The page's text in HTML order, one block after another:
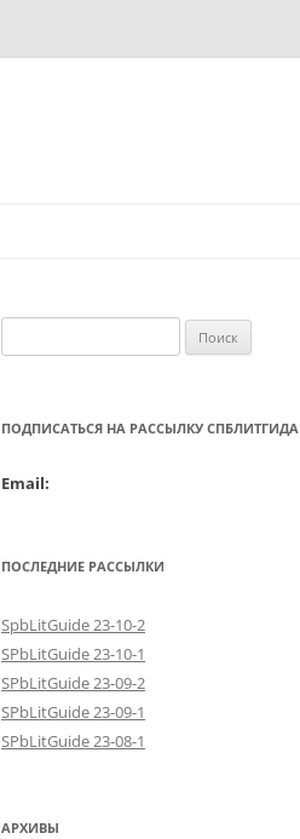
ПОДПИСАТЬСЯ НА РАССЫЛКУ СПБЛИТГИДА
Email:
ПОСЛЕДНИЕ РАССЫЛКИ
SpbLitGuide 23-10-2
SPbLitGuide 23-10-1
SPbLitGuide 23-09-2
SPbLitGuide 23-09-1
SPbLitGuide 23-08-1
АРХИВЫ